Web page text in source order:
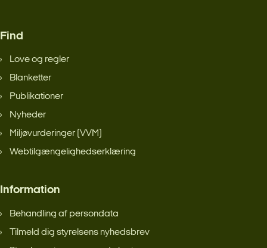
Find
Love og regler
Blanketter
Publikationer
Nyheder
Miljøvurderinger (VVM)
Webtilgængelighedserklæring
Information
Behandling af persondata
Tilmeld dig styrelsens nyhedsbrev